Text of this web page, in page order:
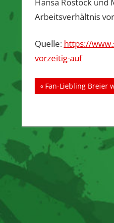
Arbeitsverhältnis
Quelle: https://
vorzeitig-auf
Vorheriger
Beitrag:
Fan-Liebling Breier